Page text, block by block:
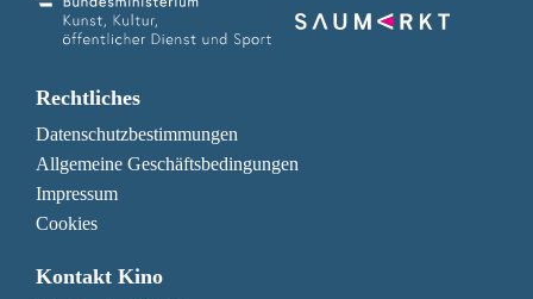
Rechtliches
Datenschutzbestimmungen
Allgemeine Geschäftsbedingungen
Impressum
Cookies
Kontakt Kino